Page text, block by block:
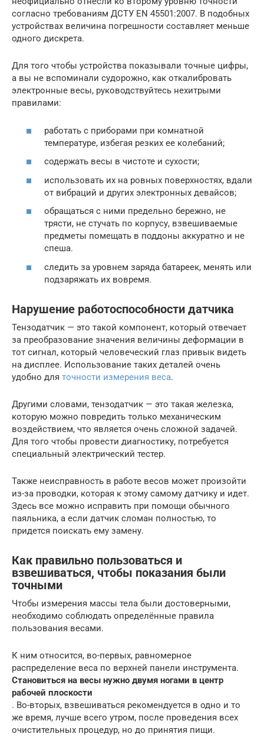
согласно требованиям ДСТУ EN 45501:2007. В подобных
устройствах величина погрешности составляет меньше
одного дискрета.
Для того чтобы устройства показывали точные цифры,
а вы не вспоминали судорожно, как откалибровать
электронные весы, руководствуйтесь нехитрыми
правилами:
работать с приборами при комнатной
температуре, избегая резких ее колебаний;
содержать весы в чистоте и сухости;
использовать их на ровных поверхностях, вдали
от вибраций и других электронных девайсов;
обращаться с ними предельно бережно, не
трясти, не стучать по корпусу, взвешиваемые
предметы помещать в поддоны аккуратно и не
спеша.
следить за уровнем заряда батареек, менять или
подзаряжать их вовремя.
Нарушение работоспособности датчика
Тензодатчик — это такой компонент, который отвечает
за преобразование значения величины деформации в
тот сигнал, который человеческий глаз привык видеть
на дисплее. Использование таких деталей очень
удобно для точности измерения веса.
Другими словами, тензодатчик — это такая железка,
которую можно повредить только механическим
воздействием, что является очень сложной задачей.
Для того чтобы провести диагностику, потребуется
специальный электрический тестер.
Также неисправность в работе весов может произойти
из-за проводки, которая к этому самому датчику и идет.
Здесь все можно исправить при помощи обычного
паяльника, а если датчик сломан полностью, то
придется поискать ему замену.
Как правильно пользоваться и
взвешиваться, чтобы показания были
точными
Чтобы измерения массы тела были достоверными,
необходимо соблюдать определённые правила
пользования весами.
К ним относится, во-первых, равномерное
распределение веса по верхней панели инструмента.
Становиться на весы нужно двумя ногами в центр
рабочей плоскости
. Во-вторых, взвешиваться рекомендуется в одно и то
же время, лучше всего утром, после проведения всех
очистительных процедур, но до принятия пищи.